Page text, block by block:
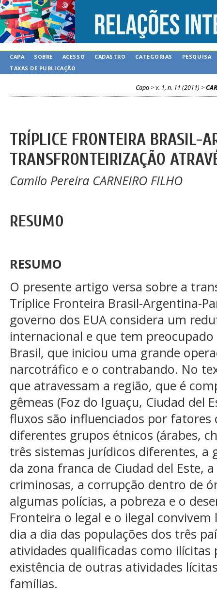
CAPA SOBRE ACESSO CADASTRO CATEGORIAS
PESQUISA
TAXAS DE PUBLICAÇÃO
Capa>v. 1, n. 11 (2011) >
TRÍPLICE FRONTEIRA BRASIL-
TRANSFRONTEIRIZAÇÃO
Camilo Pereira CARNEIRO FILHO
RESUMO
RESUMO
O presente artigo versa sobre a
Tríplice Fronteira Brasil-Argentina-
governo dos EUA considera um
internacional e que tem
Brasil, que iniciou uma grande
narcotráfico e o contrabando. No
que atravessam a região, que é
gêmeas (Foz do Iguaçu, Ciudad del
fluxos são influenciados por fatores
diferentes grupos étnicos (árabes,
três sistemas jurídicos diferentes, a
da zona franca de Ciudad del Este,
criminosas, a corrupção dentro de
algumas polícias, a pobreza e o
Fronteira o legal e o ilegal
dia a dia das populações dos três
atividades qualificadas como
existência de outras atividades
famílias.